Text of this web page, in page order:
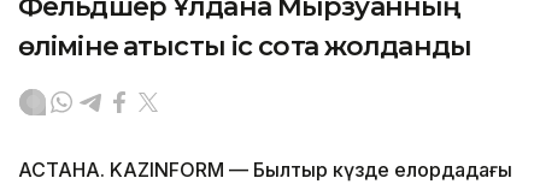
өліміне қатысты іс сотқа жолданды
АСТАНА. KAZINFORM — Былтыр күзде елордадағы